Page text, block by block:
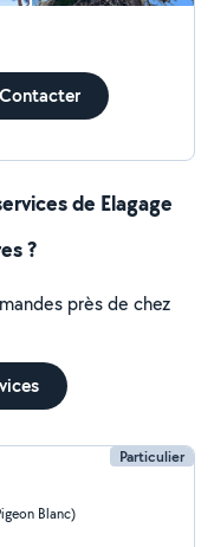
Contacter
de Elagage
?
près de chez
Particulier
Blanc)